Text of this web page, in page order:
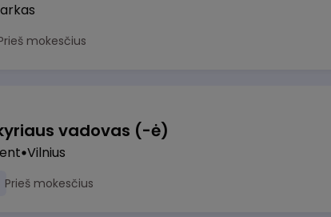
mokesčius
vadovas (-ė)
Vilnius
Prieš mokesčius